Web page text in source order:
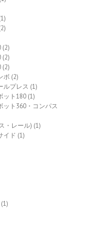
(2)
(2)
(2)
ボ (2)
ルプレス (1)
ット180 (1)
ット360・コンパス
・レール) (1)
イド (1)
(1)